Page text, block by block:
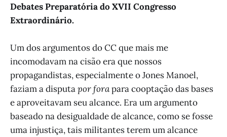
Debates Preparatória do XVII Congresso
Extraordinário.
Um dos argumentos do CC que mais me
incomodavam na cisão era que nossos
propagandistas, especialmente o Jones Manoel,
faziam a disputapor forapara cooptação das bases
e aproveitavam seu alcance. Era um argumento
baseado na desigualdade de alcance, como se fosse
uma injustiça, tais militantes terem um alcance